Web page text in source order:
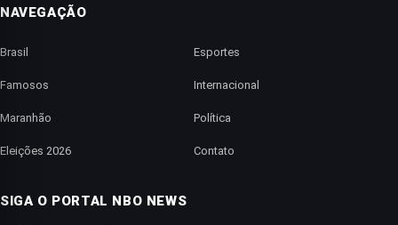
NAVEGAÇÃO
Brasil Esportes
Famosos Internacional
Maranhão Política
Eleições 2026 Contato
SIGA O PORTAL NBO NEWS